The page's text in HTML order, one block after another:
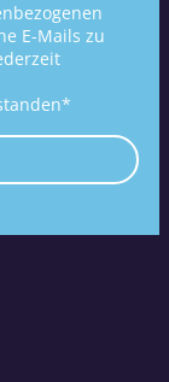
E-Mails zu